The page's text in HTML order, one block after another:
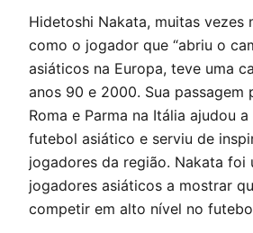
Hidetoshi Nakata, muitas vezes
como o jogador que “abriu o
asiáticos na Europa, teve uma
anos 90 e 2000. Sua passagem
Roma e Parma na Itália ajudou
futebol asiático e serviu de
jogadores da região. Nakata foi
jogadores asiáticos a mostrar
competir em alto nível no